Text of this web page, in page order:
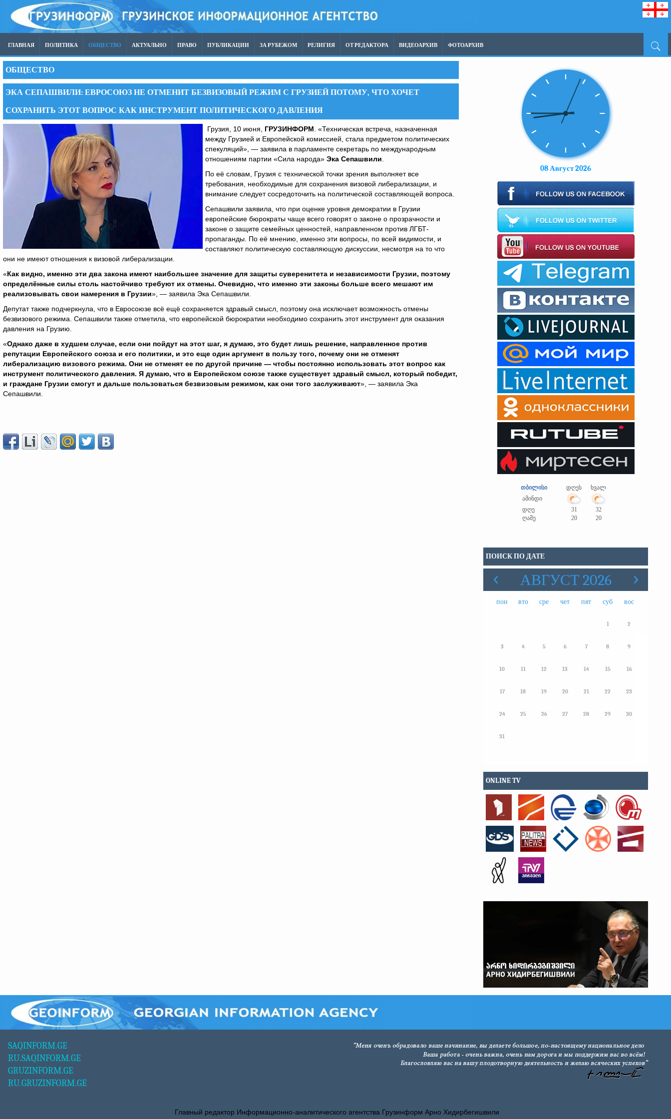
ГЛАВНАЯ ПОЛИТИКА ОБЩЕСТВО АКТУАЛЬНО ПРАВО ПУБЛИКАЦИИ ЗА РУБЕЖОМ РЕЛИГИЯ ОТ РЕДАКТОРА ВИДЕОАРХИВ ФОТОАРХИВ
ОБЩЕСТВО
ЭКА СЕПАШВИЛИ: ЕВРОСОЮЗ НЕ ОТМЕНИТ БЕЗВИЗОВЫЙ РЕЖИМ С ГРУЗИЕЙ ПОТОМУ, ЧТО ХОЧЕТ
СОХРАНИТЬ ЭТОТ ВОПРОС КАК ИНСТРУМЕНТ ПОЛИТИЧЕСКОГО ДАВЛЕНИЯ
Грузия, 10 июня, ГРУЗИНФОРМ . «Техническая встреча, назначенная
между Грузией и Европейской комиссией, стала предметом политических
спекуляций», — заявила в парламенте секретарь по международным
отношениям партии «Сила народа» Эка Сепашвили
По её словам, Грузия с технической точки зрения выполняет все
требования, необходимые для сохранения визовой либерализации, и
внимание следует сосредоточить на политической составляющей вопроса.
Сепашвили заявила, что при оценке уровня демократии в Грузии
европейские бюрократы чаще всего говорят о законе о прозрачности и
законе о защите семейных ценностей, направленном против ЛГБТ-
пропаганды. По её мнению, именно эти вопросы, по всей видимости, и
составляют политическую составляющую дискуссии, несмотря на то что
они не имеют отношения к визовой либерализации.
«Как видно, именно эти два закона имеют наибольшее значение для защиты суверенитета и независимости Грузии, поэтому
определённые силы столь настойчиво требуют их отмены. Очевидно, что именно эти законы больше всего мешают им
реализовывать свои намерения в Грузии», — заявила Эка Сепашвили.
Депутат также подчеркнула, что в Евросоюзе всё ещё сохраняется здравый смысл, поэтому она исключает возможность отмены
безвизового режима. Сепашвили также отметила, что европейской бюрократии необходимо сохранить этот инструмент для оказания
давления на Грузию.
«Однако даже в худшем случае, если они пойдут на этот шаг, я думаю, это будет лишь решение, направленное против
репутации Европейского союза и его политики, и это еще один аргумент в пользу того, почему они не отменят
либерализацию визового режима. Они не отменят ее по другой причине — чтобы постоянно использовать этот вопрос как
инструмент политического давления. Я думаю, что в Европейском союзе также существует здравый смысл, который победит,
и граждане Грузии смогут и дальше пользоваться безвизовым режимом, как они того заслуживают», — заявила Эка
Сепашвили.
08 Август 2026
თბილისი დღეს
ხვალ
ამინდი
დღე
31
32
ღამე
20 20
ПОИСК ПО ДАТЕ
АВГУСТ 2026
пон вто сре чет пят суб вос
1 2
3 4 5 6 7 8 9
10 11 12 13 14 15 16
17 18 19 20 21 22 23
24 25 26 27 28 29 30
31
ONLINE TV
SAQINFORM.GE
RU.SAQINFORM.GE
GRUZINFORM.GE
RU.GRUZINFORM.GE
Главный редактор Информационно-аналитического агентства Грузинформ Арно Хидирбегишвили